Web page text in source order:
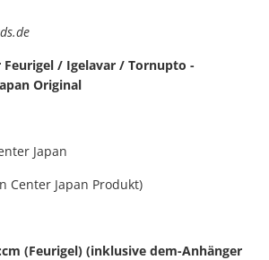
Feurigel / Igelavar / Tornupto -
Original
Japan
Center Japan Produkt)
(Feurigel) (inklusive dem-Anhänger